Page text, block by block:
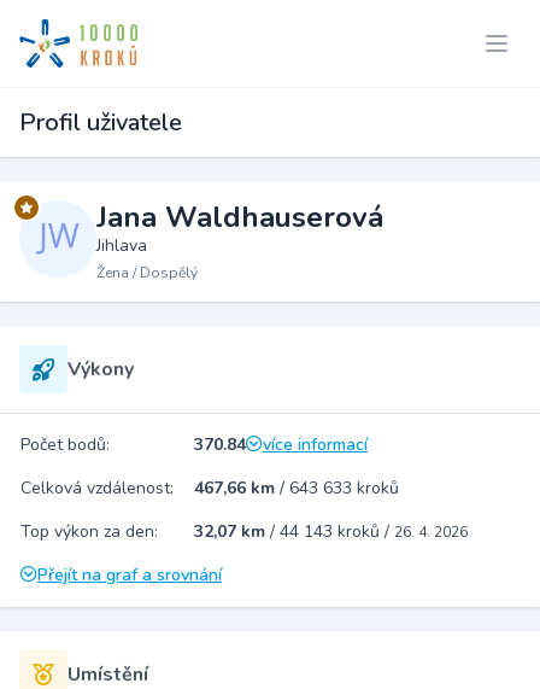
Profil uživatele
Jana Waldhauserová
Jihlava
Žena / Dospělý
Výkony
Počet bodů: 370.84
více informací
Celková vzdálenost:
467,66 km / 643 633 kroků
Top výkon za den:
32,07 km / 44 143 kroků / 26. 4. 2026
Přejít na graf a srovnání
Umístění